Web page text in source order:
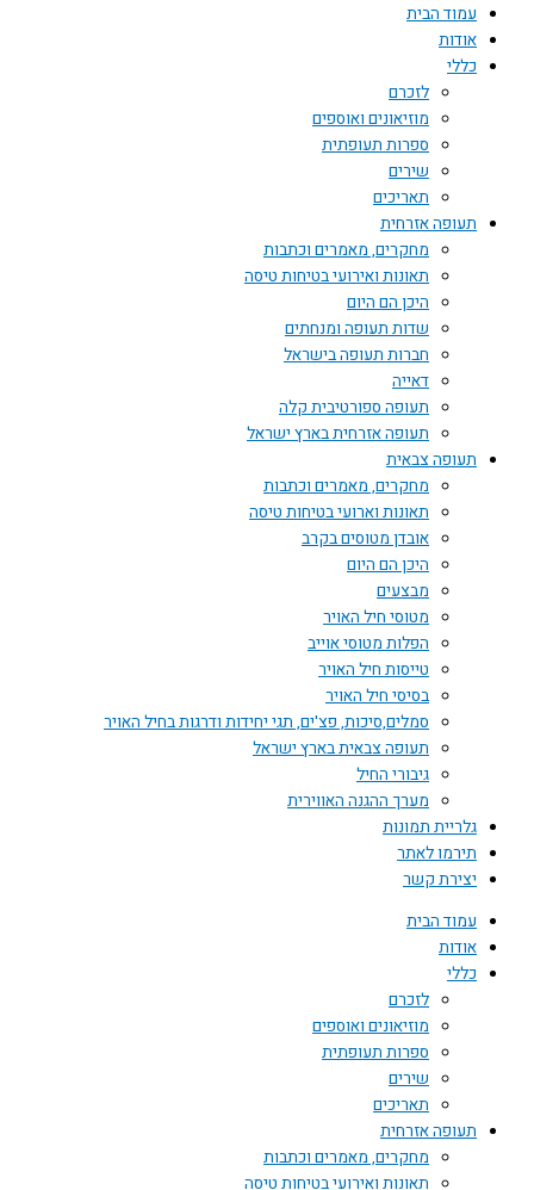
עמוד הבית
אודות
כללי
לזכרם
מוזיאונים ואוספים
ספרות תעופתית
שירים
תאריכים
תעופה אזרחית
מחקרים, מאמרים וכתבות
תאונות ואירועי בטיחות טיסה
היכן הם היום
שדות תעופה ומנחתים
חברות תעופה בישראל
דאייה
תעופה ספורטיבית קלה
תעופה אזרחית בארץ ישראל
תעופה צבאית
מחקרים, מאמרים וכתבות
תאונות וארועי בטיחות טיסה
אובדן מטוסים בקרב
היכן הם היום
מבצעים
מטוסי חיל האויר
הפלות מטוסי אוייב
טייסות חיל האויר
בסיסי חיל האויר
סמלים,סיכות, פצ'ים, תגי יחידות ודרגות בחיל האויר
תעופה צבאית בארץ ישראל
גיבורי החיל
מערך ההגנה האווירית
גלריית תמונות
תירמו לאתר
יצירת קשר
עמוד הבית
אודות
כללי
לזכרם
מוזיאונים ואוספים
ספרות תעופתית
שירים
תאריכים
תעופה אזרחית
מחקרים, מאמרים וכתבות
תאונות ואירועי בטיחות טיסה